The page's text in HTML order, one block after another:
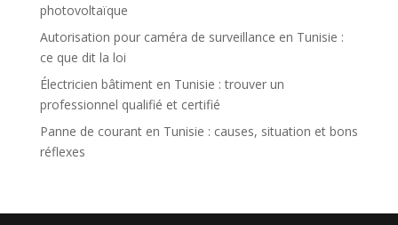
photovoltaïque
Autorisation pour caméra de surveillance en Tunisie :
ce que dit la loi
Électricien bâtiment en Tunisie : trouver un
professionnel qualifié et certifié
Panne de courant en Tunisie : causes, situation et bons
réflexes